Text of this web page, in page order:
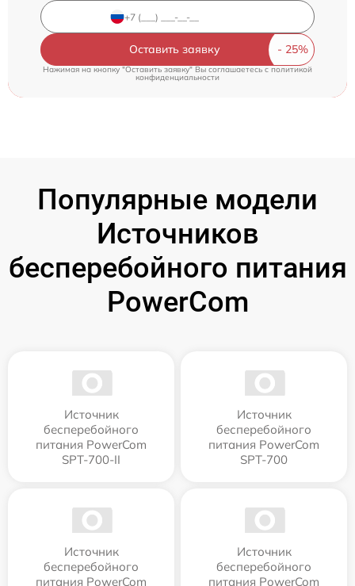
Оставить заявку
Нажимая на кнопку "Оставить заявку" Вы соглашаетесь cполитикой
конфиденциальности
Популярные модели
Источников
бесперебойного питания
PowerCom
Источник
бесперебойного
питания PowerCom
SPT-700-II
Источник
бесперебойного
питания PowerCom
SPT-700
Источник
бесперебойного
питания PowerCom
Источник
бесперебойного
питания PowerCom